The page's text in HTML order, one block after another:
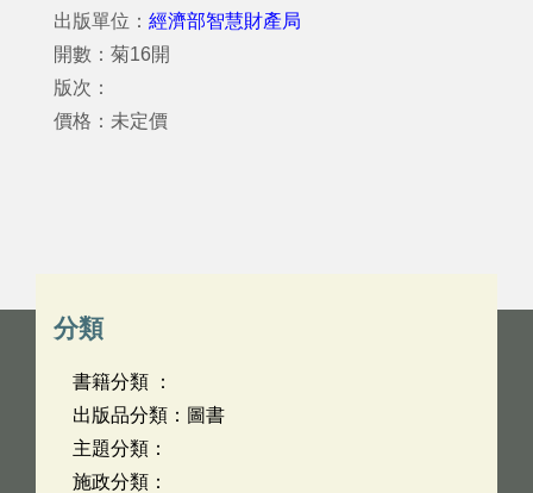
出版單位： 經濟部智慧財產局
開數：菊16開
版次：
價格：未定價
分類
書籍分類 ：
出版品分類：圖書
主題分類：
施政分類：